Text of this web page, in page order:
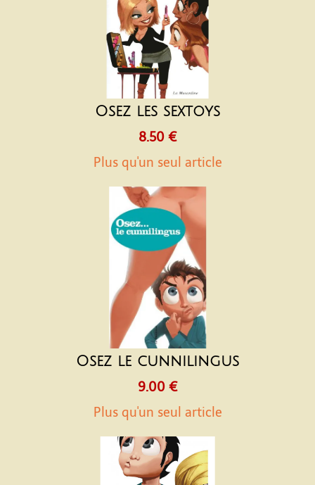
Osez les sextoys
8.50 €
Plus qu'un seul article
Osez le cunnilingus
9.00 €
Plus qu'un seul article